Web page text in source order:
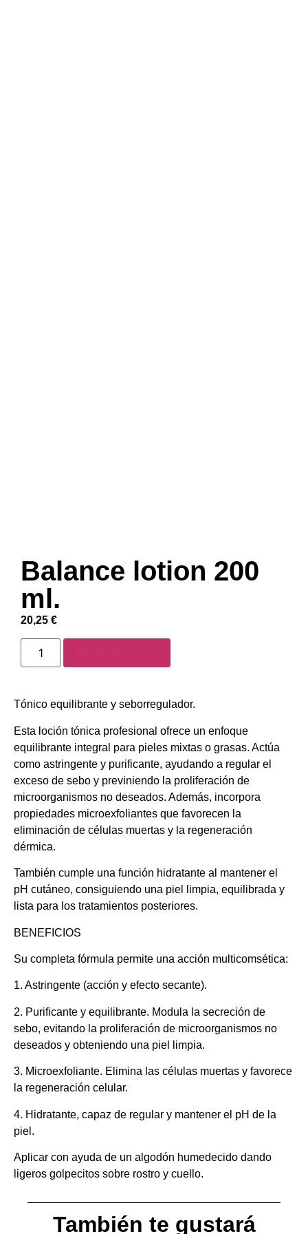
Balance lotion 200
ml.
20,25 €
Tónico equilibrante y seborregulador.
Esta loción tónica profesional ofrece un enfoque
equilibrante integral para pieles mixtas o grasas. Actúa
como astringente y purificante, ayudando a regular el
exceso de sebo y previniendo la proliferación de
microorganismos no deseados. Además, incorpora
propiedades microexfoliantes que favorecen la
eliminación de células muertas y la regeneración
dérmica.
También cumple una función hidratante al mantener el
pH cutáneo, consiguiendo una piel limpia, equilibrada y
lista para los tratamientos posteriores.
BENEFICIOS
Su completa fórmula permite una acción multicomsética:
1. Astringente (acción y efecto secante).
2. Purificante y equilibrante. Modula la secreción de
sebo, evitando la proliferación de microorganismos no
deseados y obteniendo una piel limpia.
3. Microexfoliante. Elimina las células muertas y favorece
la regeneración celular.
4. Hidratante, capaz de regular y mantener el pH de la
piel.
Aplicar con ayuda de un algodón humedecido dando
ligeros golpecitos sobre rostro y cuello.
También te gustará